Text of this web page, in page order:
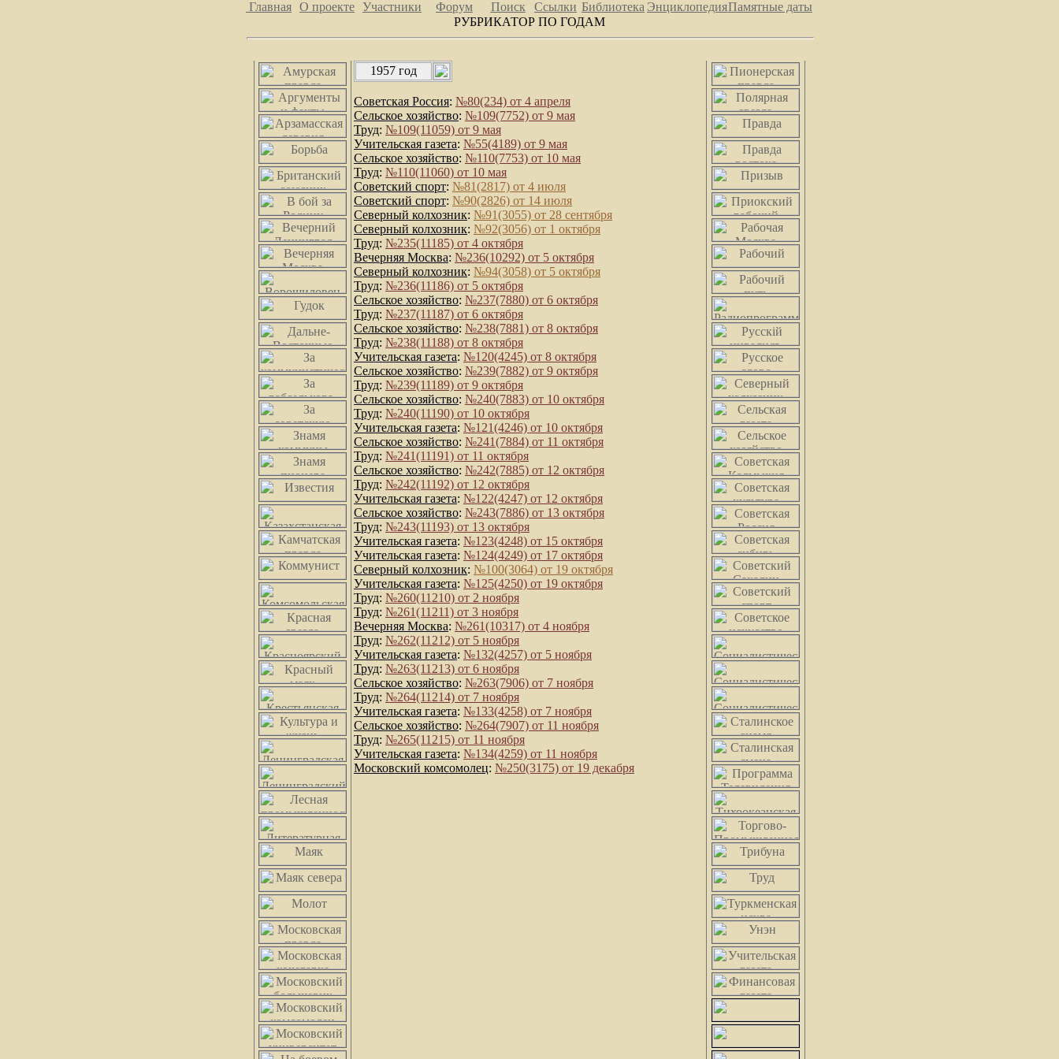
Главная О проекте Участники Форум Поиск Ссылки Библиотека ЭнциклопедияПамятные даты
РУБРИКАТОР ПО ГОДАМ
1957 год
Советская Россия: №80(234) от 4 апреля
Сельское хозяйство: №109(7752) от 9 мая
Труд: №109(11059) от 9 мая
Учительская газета: №55(4189) от 9 мая
Сельское хозяйство: №110(7753) от 10 мая
Труд: №110(11060) от 10 мая
Советский спорт: №81(2817) от 4 июля
Советский спорт: №90(2826) от 14 июля
Северный колхозник: №91(3055) от 28 сентября
Северный колхозник: №92(3056) от 1 октября
Труд: №235(11185) от 4 октября
Вечерняя Москва: №236(10292) от 5 октября
Северный колхозник: №94(3058) от 5 октября
Труд: №236(11186) от 5 октября
Сельское хозяйство: №237(7880) от 6 октября
Труд: №237(11187) от 6 октября
Сельское хозяйство: №238(7881) от 8 октября
Труд: №238(11188) от 8 октября
Учительская газета: №120(4245) от 8 октября
Сельское хозяйство: №239(7882) от 9 октября
Труд: №239(11189) от 9 октября
Сельское хозяйство: №240(7883) от 10 октября
Труд: №240(11190) от 10 октября
Учительская газета: №121(4246) от 10 октября
Сельское хозяйство: №241(7884) от 11 октября
Труд: №241(11191) от 11 октября
Сельское хозяйство: №242(7885) от 12 октября
Труд: №242(11192) от 12 октября
Учительская газета: №122(4247) от 12 октября
Сельское хозяйство: №243(7886) от 13 октября
Труд: №243(11193) от 13 октября
Учительская газета: №123(4248) от 15 октября
Учительская газета: №124(4249) от 17 октября
Северный колхозник: №100(3064) от 19 октября
Учительская газета: №125(4250) от 19 октября
Труд: №260(11210) от 2 ноября
Труд: №261(11211) от 3 ноября
Вечерняя Москва: №261(10317) от 4 ноября
Труд: №262(11212) от 5 ноября
Учительская газета: №132(4257) от 5 ноября
Труд: №263(11213) от 6 ноября
Сельское хозяйство: №263(7906) от 7 ноября
Труд: №264(11214) от 7 ноября
Учительская газета: №133(4258) от 7 ноября
Сельское хозяйство: №264(7907) от 11 ноября
Труд: №265(11215) от 11 ноября
Учительская газета: №134(4259) от 11 ноября
Московский комсомолец: №250(3175) от 19 декабря